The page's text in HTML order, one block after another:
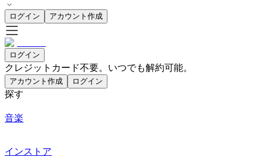
ログイン アカウント作成
ログイン
クレジットカード不要。いつでも解約可能。
アカウント作成 ログイン
探す
音楽
インストア